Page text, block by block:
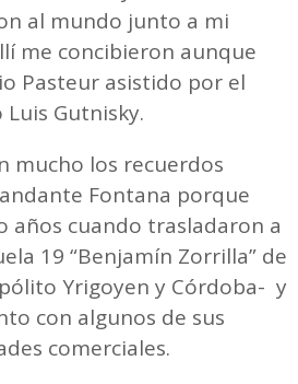
al mundo junto a mi
me concibieron aunque
Pasteur asistido por el
Gutnisky.
mucho los recuerdos
Fontana porque
años cuando trasladaron a
19 “Benjamín Zorrilla” de
Yrigoyen y Córdoba- y
con algunos de sus
comerciales.